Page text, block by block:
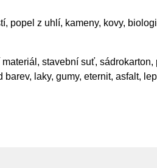
popel z uhlí, kameny, kovy,
stavební suť,
laky, gumy, eternit, asfalt,